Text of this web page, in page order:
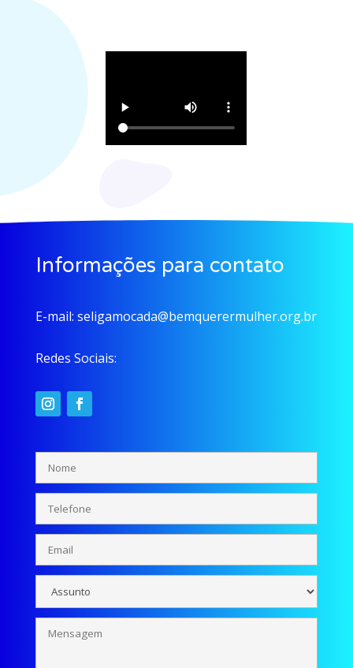
Informações para contato
E-mail: seligamocada@bemquerermulher.org.br
Redes Sociais: